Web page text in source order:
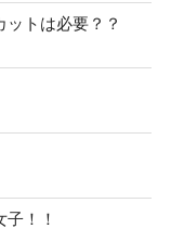
トは必要？？
！！